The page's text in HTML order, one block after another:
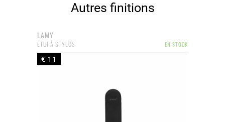
Autres finitions
LAMY
EN STOCK
ETUI À STYLOS
€ 11